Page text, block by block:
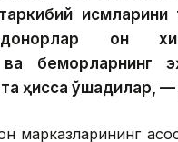
қон
беморларнинг
ҳисса қўшадилар,
марказларининг